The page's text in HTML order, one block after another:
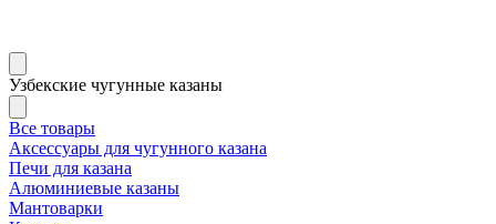
Узбекские чугунные казаны
Все товары
Аксессуары для чугунного казана
Печи для казана
Алюминиевые казаны
Мантоварки